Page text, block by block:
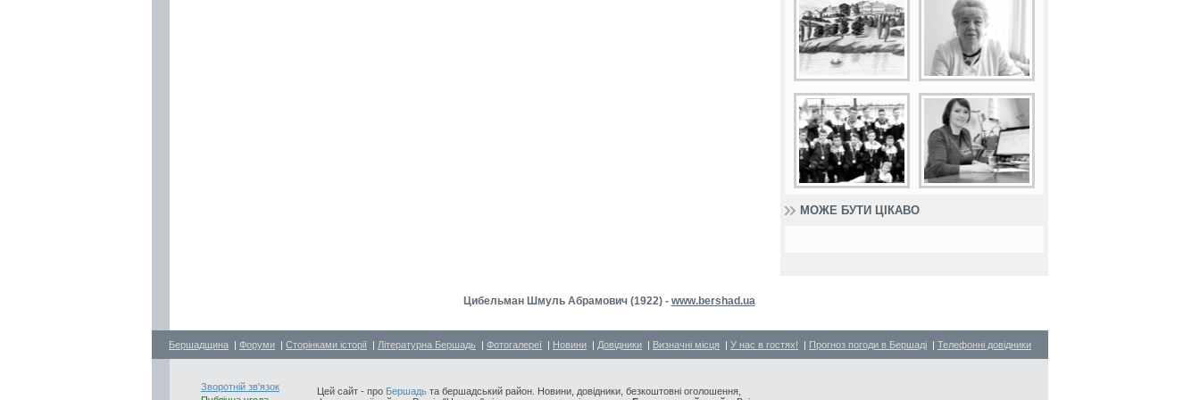
МОЖЕ БУТИ ЦІКАВО
Цибельман Шмуль Абрамович (1922) - www.bershad.ua
Бершадщина | Форуми | Сторінками історії | Літературна Бершадь | Фотогалереї | Новини | Довідники | Визначні місця | У нас в гостях! | Прогноз погоди в Бершаді | Телефонні довідники
Зворотній зв'язок
Цей сайт - про Бершадь та бершадський район. Новини, довідники, безкоштовні оголошення,